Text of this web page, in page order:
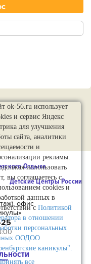
Отдыха
Детские Центры России
офис
ok-56.ru использует
и сервис Яндекс
для улучшения
сайта, аналитики
и
рекламы.
использовать
вы соглашаетесь с
cookies и
данных в
с Политикой
в отношении
персональных
ООДОО
каникулы".
все